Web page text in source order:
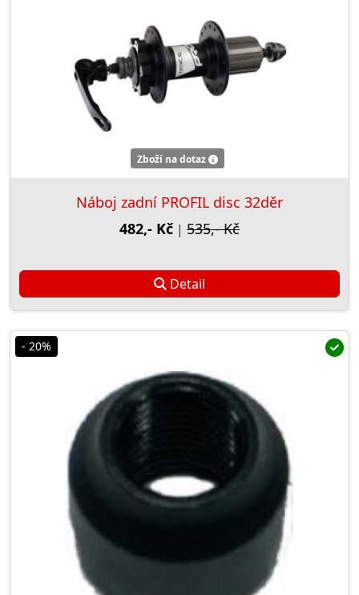
Zboží na dotaz
Náboj zadní PROFIL disc 32děr
482,- Kč | 535,- Kč
Detail
- 20%